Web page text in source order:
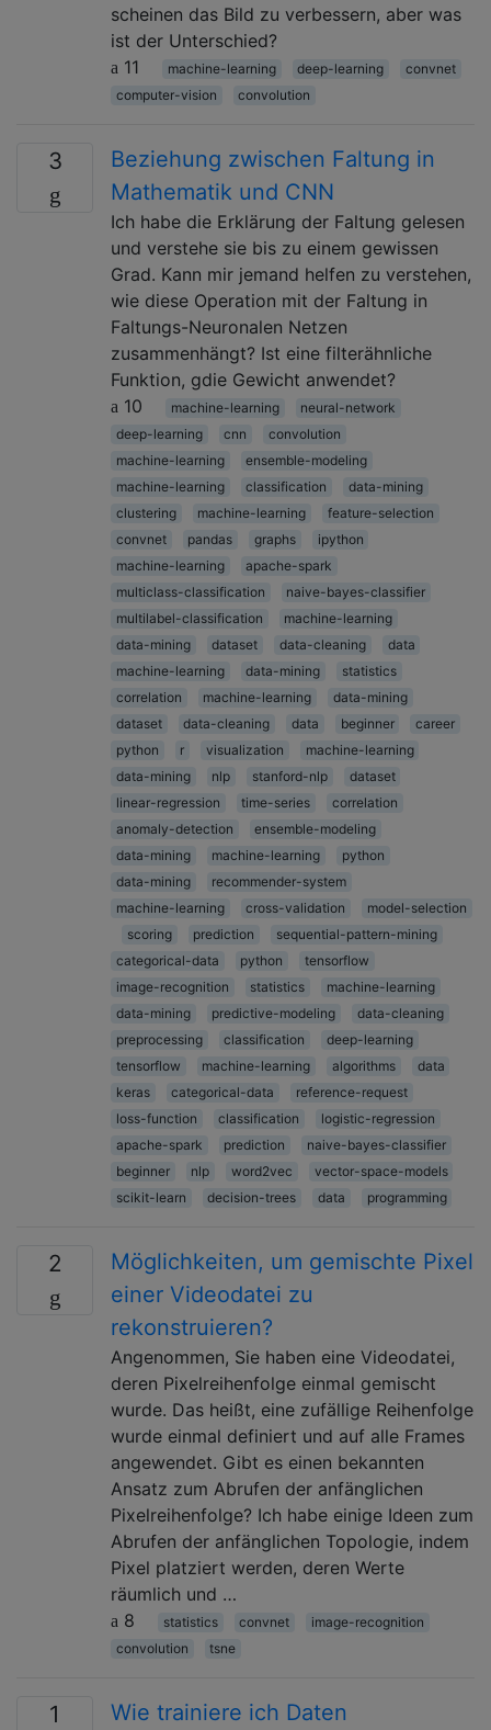
scheinen das Bild zu verbessern, aber was
ist der Unterschied?
11
machine-learning deep-learning
convnet
computer-vision
convolution
3
Beziehung zwischen Faltung in
Mathematik und CNN
Ich habe die Erklärung der Faltung gelesen
und verstehe sie bis zu einem gewissen
Grad. Kann mir jemand helfen zu verstehen,
wie diese Operation mit der Faltung in
Faltungs-Neuronalen Netzen
zusammenhängt? Ist eine filterähnliche
Funktion, gdie Gewicht anwendet?
10
machine-learning
neural-network
deep-learning
cnn
convolution
machine-learning
ensemble-modeling
machine-learning
classification
data-mining
clustering
machine-learning
feature-selection
convnet
pandas graphs
ipython
machine-learning
apache-spark
multiclass-classification
naive-bayes-classifier
multilabel-classification
machine-learning
data-mining
dataset data-cleaning
data
machine-learning
data-mining
statistics
correlation
machine-learning
data-mining
dataset
data-cleaning data beginner
career
python
r visualization
machine-learning
data-mining
nlp stanford-nlp
dataset
linear-regression
time-series
correlation
anomaly-detection
ensemble-modeling
data-mining
machine-learning
python
data-mining
recommender-system
machine-learning
cross-validation
model-selection
scoring
prediction
sequential-pattern-mining
categorical-data
python
tensorflow
image-recognition
statistics
machine-learning
data-mining
predictive-modeling
data-cleaning
preprocessing
classification
deep-learning
tensorflow
machine-learning algorithms
data
keras
categorical-data
reference-request
loss-function
classification
logistic-regression
apache-spark
prediction
naive-bayes-classifier
beginner
nlp word2vec
vector-space-models
scikit-learn
decision-trees data programming
2
Möglichkeiten, um gemischte Pixel
einer Videodatei zu
rekonstruieren?
Angenommen, Sie haben eine Videodatei,
deren Pixelreihenfolge einmal gemischt
wurde. Das heißt, eine zufällige Reihenfolge
wurde einmal definiert und auf alle Frames
angewendet. Gibt es einen bekannten
Ansatz zum Abrufen der anfänglichen
Pixelreihenfolge? Ich habe einige Ideen zum
Abrufen der anfänglichen Topologie, indem
Pixel platziert werden, deren Werte
räumlich und …
8
statistics convnet
image-recognition
convolution
tsne
1
Wie trainiere ich Daten